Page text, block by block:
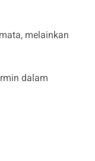
melainkan
dalam